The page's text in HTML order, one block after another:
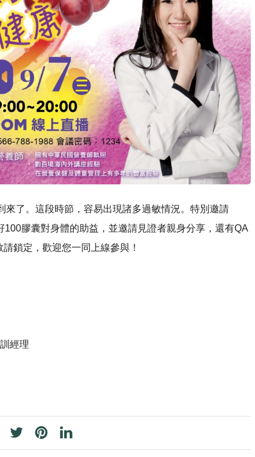
來了。這段時節，容易出現諸多過敏情況。特別邀請
膠囊對身體的助益，並邀請見證者親身分享，還有QA
鎖定，歡迎您一同上線參與！
經理